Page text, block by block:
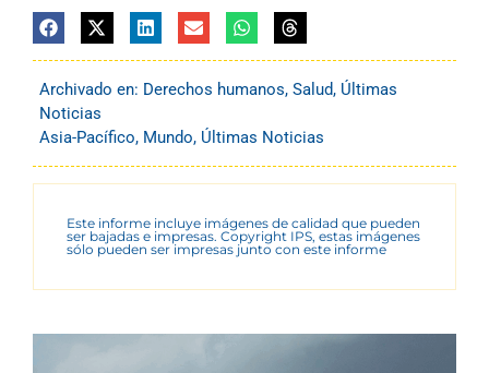
Archivado en: Derechos humanos, Salud, Últimas
Noticias
Asia-Pacífico, Mundo, Últimas Noticias
Este informe incluye imágenes de calidad que pueden
ser bajadas e impresas. Copyright IPS, estas imágenes
sólo pueden ser impresas junto con este informe